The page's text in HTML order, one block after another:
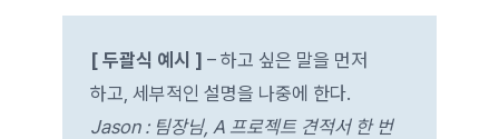
[ 두괄식 예시 ]– 하고 싶은 말을 먼저
하고, 세부적인 설명을 나중에 한다.
Jason : 팀장님, A 프로젝트 견적서 한 번